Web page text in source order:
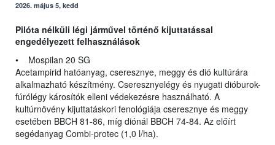
2026. május 5, kedd
Pilóta nélküli légi járművel történő kijuttatással
engedélyezett felhasználások
• Mospilan 20 SG
Acetampirid hatóanyag, cseresznye, meggy és dió kultúrára
alkalmazható készítmény. Cseresznyelégy és nyugati dióburok-
fúrólégy károsítók elleni védekezésre használható. A
kultúrnövény kijuttatáskori fenológiája cseresznye és meggy
esetében BBCH 81-86, míg diónál BBCH 74-84. Az előírt
segédanyag Combi-protec (1,0 l/ha).